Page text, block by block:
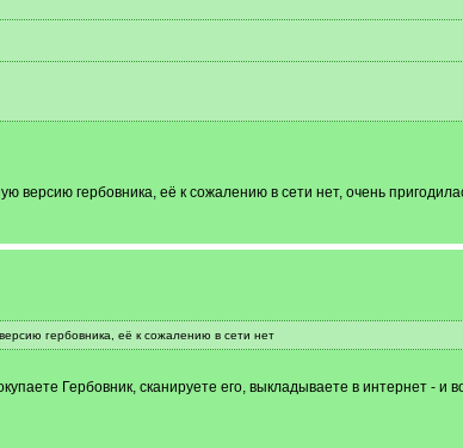
гербовника, её к сожалению в сети нет, очень
гербовника, её к сожалению в сети нет
Гербовник, сканируете его, выкладываете в интернет - и